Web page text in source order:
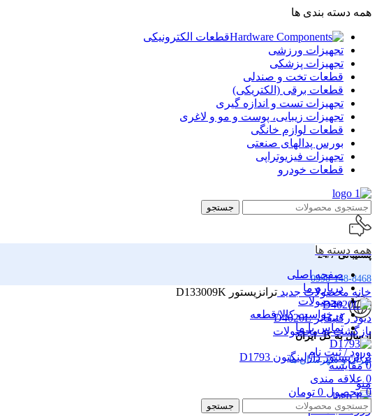
همه دسته بندی ها
قطعات الکترونیکی
تجهیزات ورزشی
تجهیزات پزشکی
قطعات تخت و صندلی
قطعات برقی (الکتریکی)
تجهیزات تست و اندازه گیری
تجهیزات زیبایی، پوست و مو و لاغری
قطعات لوازم خانگی
بورس پدالهای صنعتی
تجهیزات فیزیوتراپی
قطعات خودرو
جستجو
پشتیبانی 24/7
0998-148-8468
ارسال به کل ایران
تهران و شهرستان ها
منو
ورود / ثبت نام
همه دسته ها
صفحه اصلی
درباره ما
محصولات
درخواست کالا/قطعه
تماس با ما
ورود / ثبت نام
0 مقایسه
0 علاقه مندی
0 محصول 0 تومان
جستجو
خانه محصولات جدید ترانزیستور D133009K
دیود رکتیفایر D4020L
بازگشت به محصولات
ترانزیستور دارلینگتون D1793
بزرگنمایی تصویر